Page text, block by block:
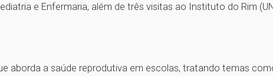
e Enfermaria, além de três visitas ao Instituto do Rim
aborda a saúde reprodutiva em escolas, tratando temas